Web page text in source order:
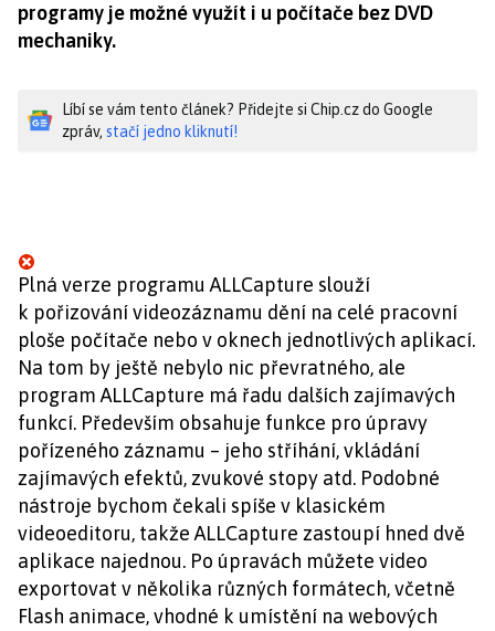
programy je možné využít i u počítače bez DVD
mechaniky.
Líbí se vám tento článek? Přidejte si Chip.cz do Google
zpráv, stačí jedno kliknutí!
Plná verze programu ALLCapture slouží
k pořizování videozáznamu dění na celé pracovní
ploše počítače nebo v oknech jednotlivých aplikací.
Na tom by ještě nebylo nic převratného, ale
program ALLCapture má řadu dalších zajímavých
funkcí. Především obsahuje funkce pro úpravy
pořízeného záznamu – jeho stříhání, vkládání
zajímavých efektů, zvukové stopy atd. Podobné
nástroje bychom čekali spíše v klasickém
videoeditoru, takže ALLCapture zastoupí hned dvě
aplikace najednou. Po úpravách můžete video
exportovat v několika různých formátech, včetně
Flash animace, vhodné k umístění na webových